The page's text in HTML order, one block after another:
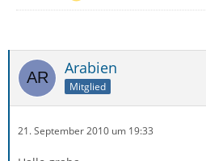
Arabien
Mitglied
21. September 2010 um 19:33